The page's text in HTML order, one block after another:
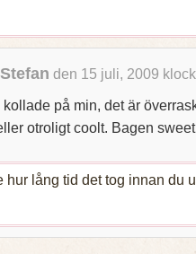
den 15 juli, 2009
på min, det är
otroligt coolt. Bagen
hur lång tid det tog innan du